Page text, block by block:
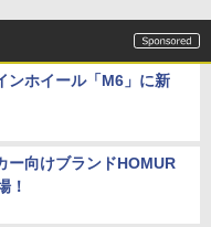
ンホイール「M6」に新
ー向けブランドHOMUR
！